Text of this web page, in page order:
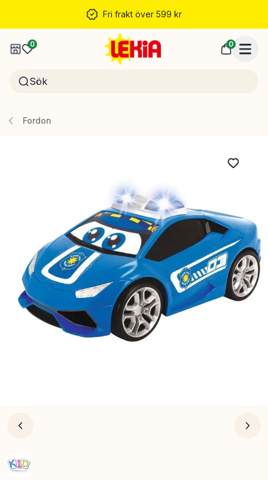
Fri frakt över 599 kr
0 0
Fordon